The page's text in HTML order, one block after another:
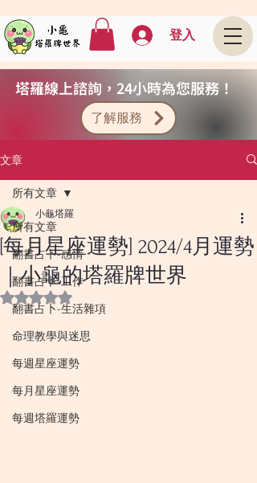
登入
塔羅線上諮詢，24小時為您服務！
了解服務
文章
所有文章
翻書占卜-感情
翻書占卜-工作
翻書占卜-生活雜項
命理教學與迷思
每週星座運勢
每月星座運勢
每週塔羅運勢
所有文章
[每月星座運勢] 2024/4月運勢
｜小龜的塔羅牌世界
小龜塔羅
評等為 NaN（最高為 5 顆星）。